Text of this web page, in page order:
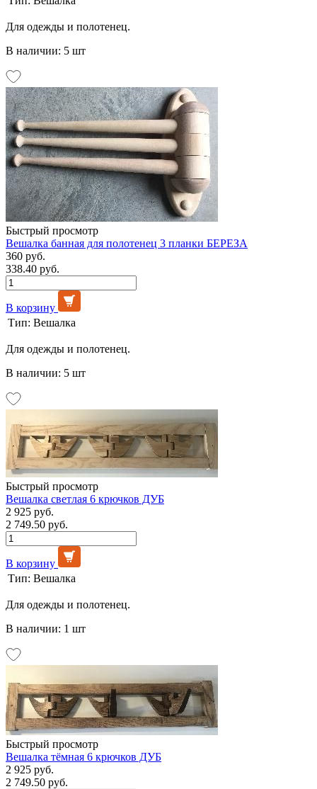
Для одежды и полотенец.
В наличии: 5 шт
Быстрый просмотр
Вешалка банная для полотенец 3 планки БЕРЕЗА
360 руб.
338.40 руб.
В корзину
Тип: Вешалка
Для одежды и полотенец.
В наличии: 5 шт
Быстрый просмотр
Вешалка светлая 6 крючков ДУБ
2 925 руб.
2 749.50 руб.
В корзину
Тип: Вешалка
Для одежды и полотенец.
В наличии: 1 шт
Быстрый просмотр
Вешалка тёмная 6 крючков ДУБ
2 925 руб.
2 749.50 руб.